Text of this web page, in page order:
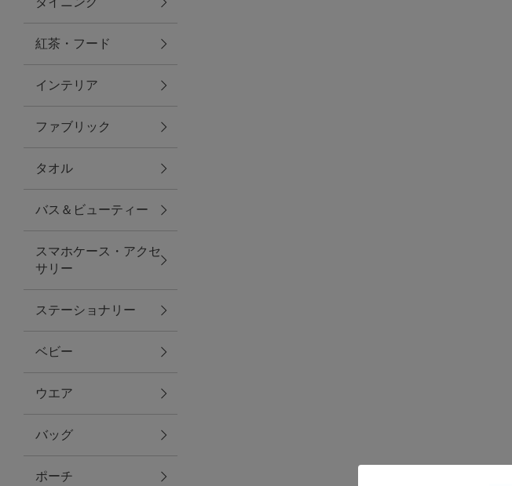
トラベルグッズ
ランチ
バッグ
キッチン・ダイニング
ダイニング
キッチン
ファブリック
グリーン
バス＆ビューティー
紅茶・フード
インテリア
ファブリック
タオル
バス＆ビューティー
スマホケース・アクセ
サリー
ステーショナリー
ベビー
ウエア
バッグ
ポーチ